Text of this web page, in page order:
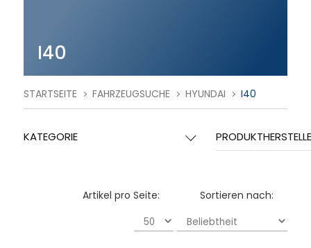
I40
STARTSEITE FAHRZEUGSUCHE HYUNDAI I40
KATEGORIE
Sortieren nach:
Artikel pro Seite: